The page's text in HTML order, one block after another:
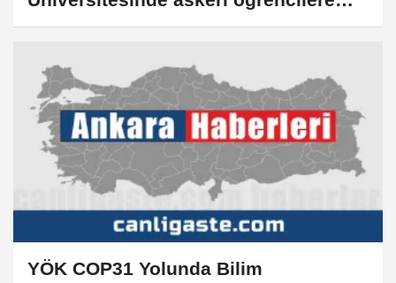
sağlanan imkanlara ilişkin duyuru
YÖK COP31 Yolunda Bilim